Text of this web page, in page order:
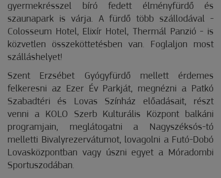
gyermekrésszel bíró fedett élményfürdő és
szaunapark is várja. A fürdő több szállodával -
Colosseum Hotel, Elixír Hotel, Thermál Panzió - is
közvetlen összeköttetésben van. Foglaljon most
szálláshelyet!
Szent Erzsébet Gyógyfürdő mellett érdemes
felkeresni az Ezer Év Parkját, megnézni a Patkó
Szabadtéri és Lovas Színház előadásait, részt
venni a KOLO Szerb Kulturális Központ balkáni
programjain, meglátogatni a Nagyszéksós-tó
melletti Bivalyrezervátumot, lovagolni a Futó-Dobó
Lovasközpontban vagy úszni egyet a Móradombi
Sportuszodában.